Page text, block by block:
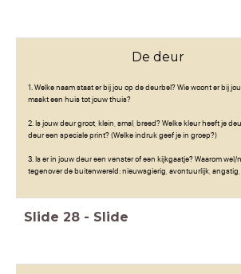
De deur
1. Welke naam staat er bij jou op de deurbel? Wie woont er bij
maakt een huis tot jouw thuis?
2. Is jouw deur groot, klein, smal, breed? Welke kleur heeft je
deur een speciale print? (Welke indruk geef je in groep?)
3. Is er in jouw deur een venster of een kijkgaatje? Waarom wel/
tegenover de buitenwereld: nieuwsgierig, avontuurlijk, angstig,
Slide 28 - Slide